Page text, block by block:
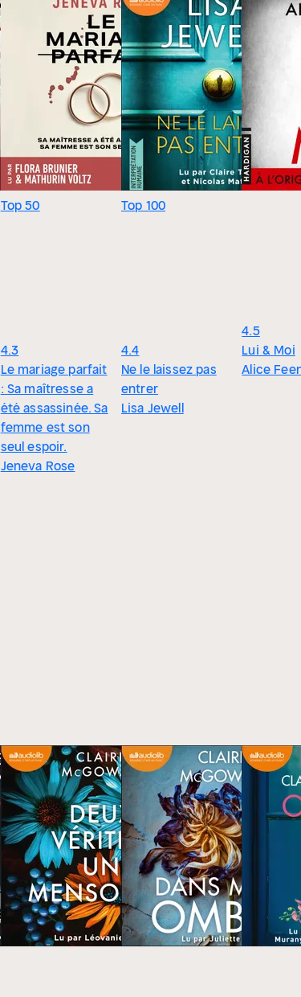
Top 50
4.3
Le mariage parfait
: Sa maîtresse a
été assassinée. Sa
femme est son
seul espoir.
Jeneva Rose
Top 100
4.4
Ne le laissez pas
entrer
Lisa Jewell
4.5
Lui & Moi
Alice